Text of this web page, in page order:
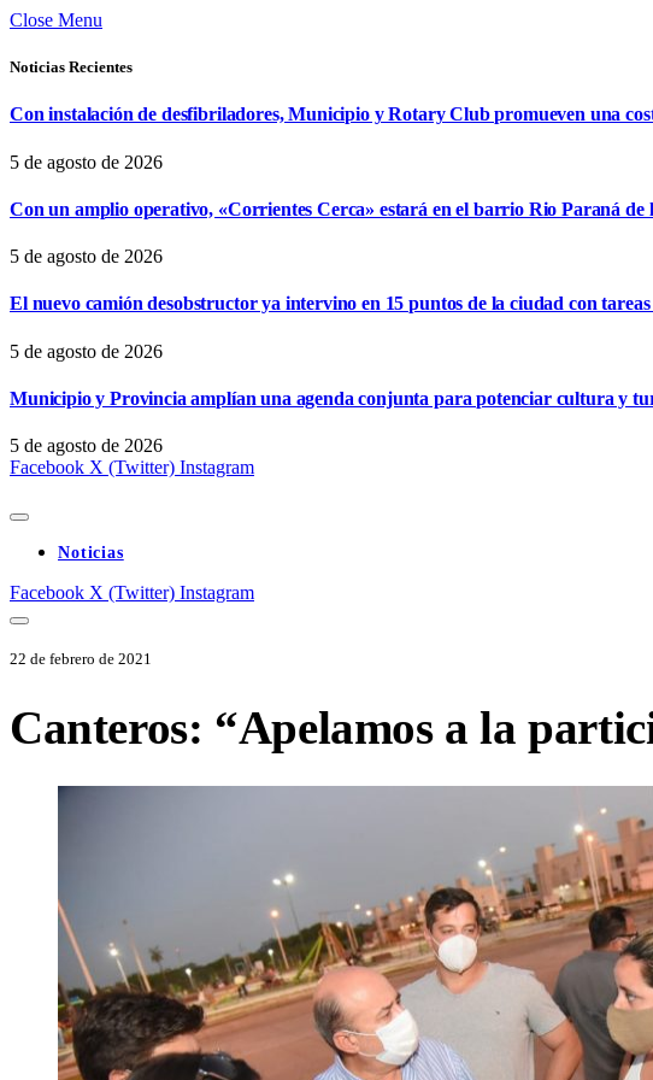
Close Menu
Noticias Recientes
Con instalación de desfibriladores, Municipio y Rotary Club promueven una
5 de agosto de 2026
Con un amplio operativo, «Corrientes Cerca» estará en el barrio Rio Paraná de
5 de agosto de 2026
El nuevo camión desobstructor ya intervino en 15 puntos de la ciudad con
5 de agosto de 2026
Municipio y Provincia amplían una agenda conjunta para potenciar cultura y
5 de agosto de 2026
Facebook X (Twitter) Instagram
Noticias
Facebook X (Twitter) Instagram
22 de febrero de 2021
Canteros: “Apelamos a la